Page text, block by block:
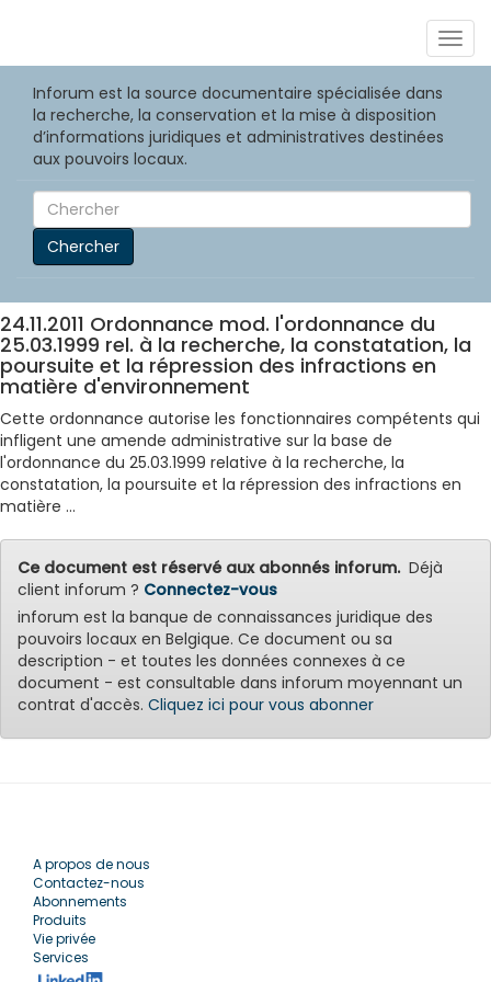
Inforum est la source documentaire spécialisée dans
la recherche, la conservation et la mise à disposition
d’informations juridiques et administratives destinées
aux pouvoirs locaux.
Chercher
24.11.2011 Ordonnance mod. l'ordonnance du
25.03.1999 rel. à la recherche, la constatation, la
poursuite et la répression des infractions en
matière d'environnement
Cette ordonnance autorise les fonctionnaires compétents qui
infligent une amende administrative sur la base de
l'ordonnance du 25.03.1999 relative à la recherche, la
constatation, la poursuite et la répression des infractions en
matière ...
Ce document est réservé aux abonnés inforum.Déjà
client inforum ? Connectez-vous
inforum est la banque de connaissances juridique des
pouvoirs locaux en Belgique. Ce document ou sa
description - et toutes les données connexes à ce
document - est consultable dans inforum moyennant un
contrat d'accès. Cliquez ici pour vous abonner
A propos de nous
Contactez-nous
Abonnements
Produits
Vie privée
Services